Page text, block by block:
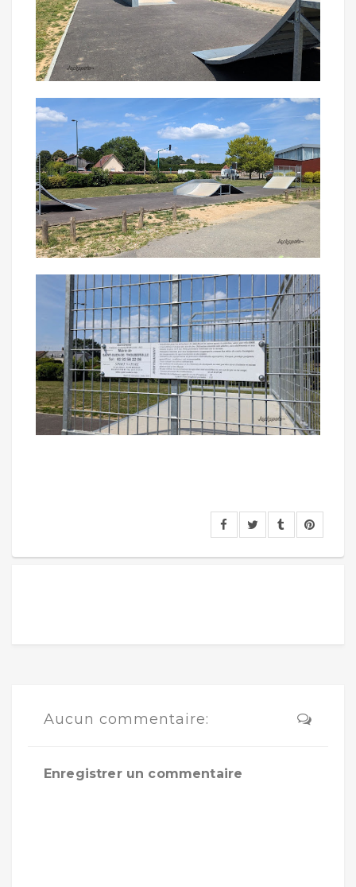
Aucun commentaire:
Enregistrer un commentaire